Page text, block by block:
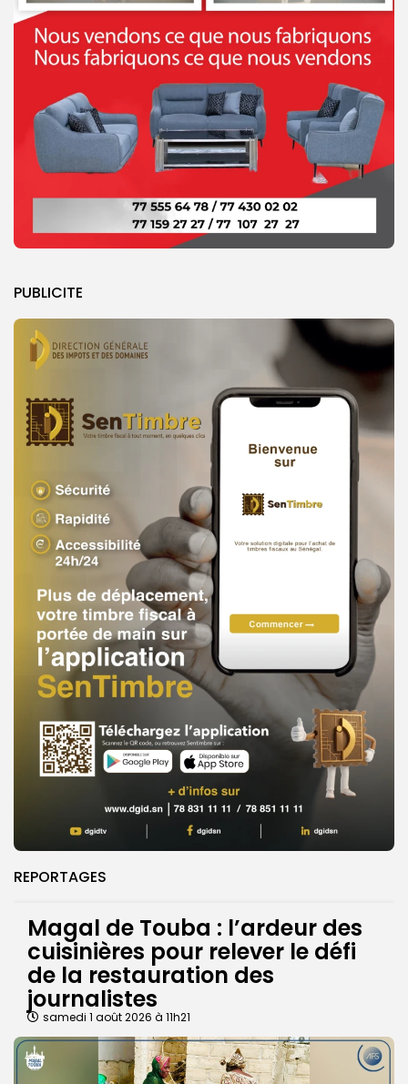
PUBLICITE
REPORTAGES
Magal de Touba : l’ardeur des
cuisinières pour relever le défi
de la restauration des
journalistes
samedi 1 août 2026 à 11h21